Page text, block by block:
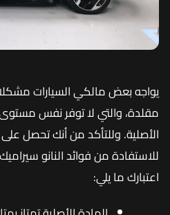
يواجه بعض مالكي السيارات
مقلدة، والتي لا توفر نفس مستوى
الأصلية. وللتأكد من أنك تحصل على
للاستفادة من فوائد النانو
اعتبارك ما يلي: